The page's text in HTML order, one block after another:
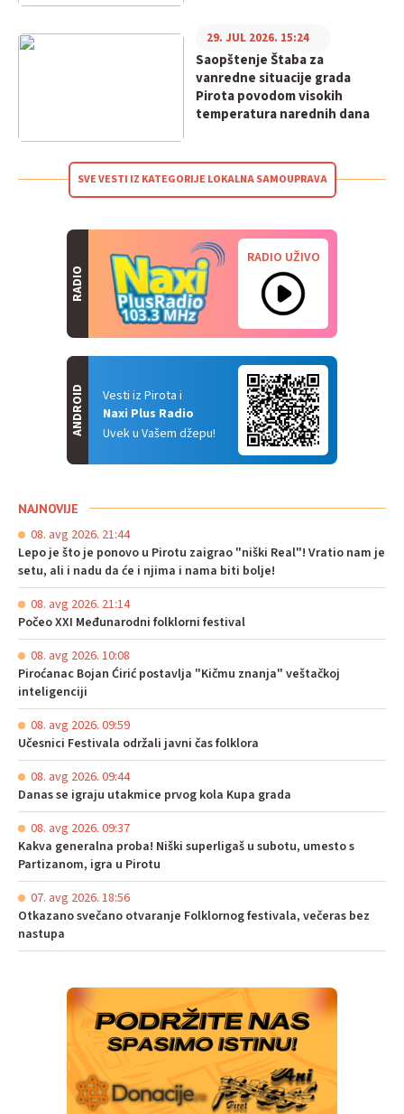
Saopštenje Štaba za
vanredne situacije grada
Pirota povodom visokih
temperatura narednih dana
29. JUL 2026. 15:24
SVE VESTI IZ KATEGORIJE LOKALNA SAMOUPRAVA
RADIO
RADIO UŽIVO
Vesti iz Pirota i
Naxi Plus Radio
Uvek u Vašem džepu!
ANDROID
NAJNOVIJE
08. avg 2026. 21:44
Lepo je što je ponovo u Pirotu zaigrao "niški Real"! Vratio nam je
setu, ali i nadu da će i njima i nama biti bolje!
08. avg 2026. 21:14
Počeo XXI Međunarodni folklorni festival
08. avg 2026. 10:08
Piroćanac Bojan Ćirić postavlja "Kičmu znanja" veštačkoj
inteligenciji
08. avg 2026. 09:59
Učesnici Festivala održali javni čas folklora
08. avg 2026. 09:44
Danas se igraju utakmice prvog kola Kupa grada
08. avg 2026. 09:37
Kakva generalna proba! Niški superligaš u subotu, umesto s
Partizanom, igra u Pirotu
07. avg 2026. 18:56
Otkazano svečano otvaranje Folklornog festivala, večeras bez
nastupa